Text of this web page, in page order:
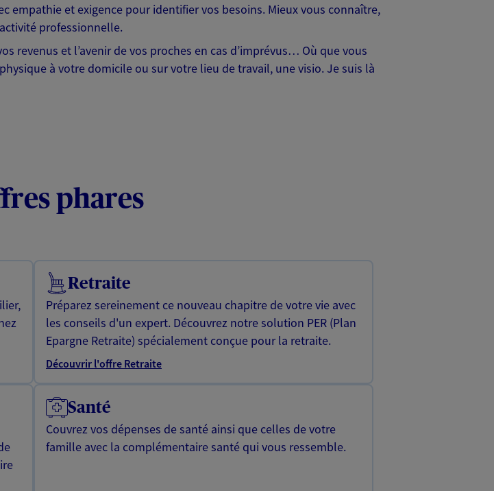
empathie et exigence pour identifier vos besoins. Mieux vous connaître,
professionnelle.
revenus et l’avenir de vos proches en cas d’imprévus… Où que vous
à votre domicile ou sur votre lieu de travail, une visio. Je suis là
phares
Retraite
Préparez sereinement ce nouveau chapitre de votre vie avec
les conseils d'un expert. Découvrez notre solution PER (Plan
Epargne Retraite) spécialement conçue pour la retraite.
Découvrir l'offre Retraite
Santé
Couvrez vos dépenses de santé ainsi que celles de votre
famille avec la complémentaire santé qui vous ressemble.